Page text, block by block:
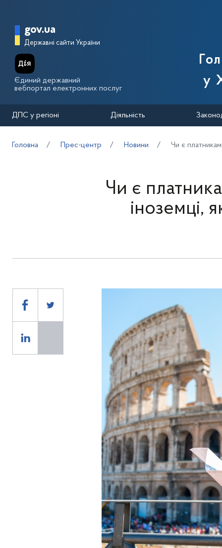
Головна сторінка Державної
gov.ua
Державні сайти України
Єдиний державний
вебпортал електронних послуг
у
ДПС у регіоні Діяльність
Головна Прес-центр Новини Чи є
Чи є
іноземці,